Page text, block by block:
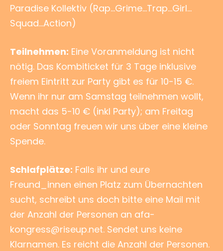
Paradise Kollektiv (Rap…Grime…Trap…Girl…
Squad…Action)
Teilnehmen: Eine Voranmeldung ist nicht
nötig. Das Kombiticket für 3 Tage inklusive
freiem Eintritt zur Party gibt es für 10-15 €.
Wenn ihr nur am Samstag teilnehmen wollt,
macht das 5-10 € (inkl Party); am Freitag
oder Sonntag freuen wir uns über eine kleine
Spende.
Schlafplätze: Falls ihr und eure
Freund_innen einen Platz zum Übernachten
sucht, schreibt uns doch bitte eine Mail mit
der Anzahl der Personen an afa-
kongress@riseup.net. Sendet uns keine
Klarnamen. Es reicht die Anzahl der Personen.